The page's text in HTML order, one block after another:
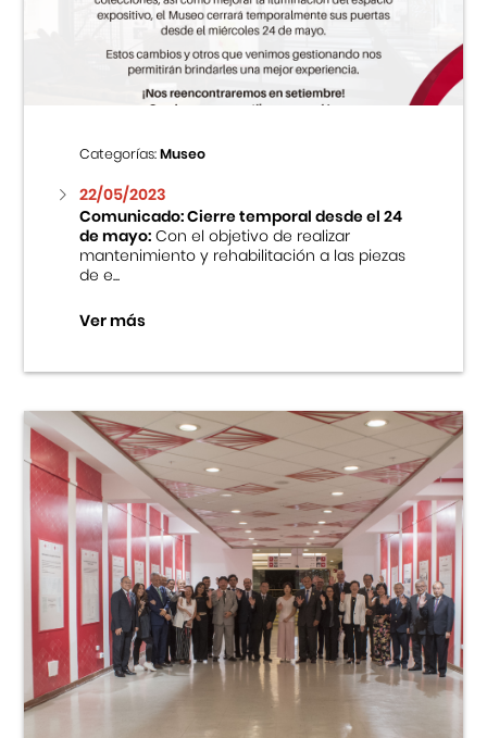
Centro Cultural Peruano Japonés
Museo de la Inmigración Japonesa
Fondo Editorial
Teatro Peruano Japonés
Categorías:Museo
22/05/2023
Comunicado: Cierre temporal desde el 24
de mayo:Con el objetivo de realizar
mantenimiento y rehabilitación a las piezas
de e...
Ver más